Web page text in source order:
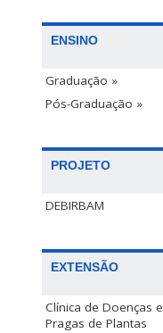
ENSINO
Graduação »
Pós-Graduação »
PROJETO
DEBIRBAM
EXTENSÃO
Clínica de Doenças e
Pragas de Plantas